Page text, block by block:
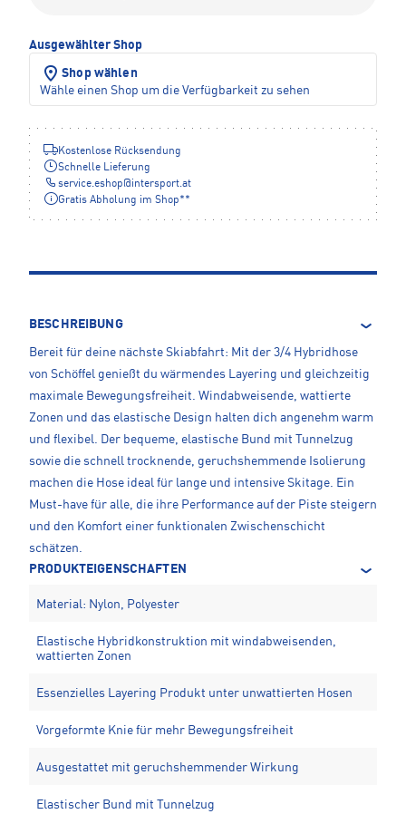
Ausgewählter Shop
Shop wählen
Wähle einen Shop um die Verfügbarkeit zu sehen
Kostenlose Rücksendung
Schnelle Lieferung
service.eshop@ intersport.at
Gratis Abholung im Shop**
BESCHREIBUNG
Bereit für deine nächste Skiabfahrt: Mit der 3/4 Hybridhose
von Schöffel genießt du wärmendes Layering und gleichzeitig
maximale Bewegungsfreiheit. Windabweisende, wattierte
Zonen und das elastische Design halten dich angenehm warm
und flexibel. Der bequeme, elastische Bund mit Tunnelzug
sowie die schnell trocknende, geruchshemmende Isolierung
machen die Hose ideal für lange und intensive Skitage. Ein
Must-have für alle, die ihre Performance auf der Piste steigern
und den Komfort einer funktionalen Zwischenschicht
schätzen.
PRODUKTEIGENSCHAFTEN
Material: Nylon, Polyester
Elastische Hybridkonstruktion mit windabweisenden,
wattierten Zonen
Essenzielles Layering Produkt unter unwattierten Hosen
Vorgeformte Knie für mehr Bewegungsfreiheit
Ausgestattet mit geruchshemmender Wirkung
Elastischer Bund mit Tunnelzug